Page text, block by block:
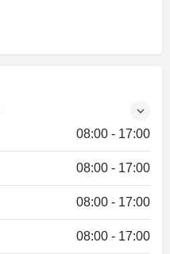
08:00 - 17:00
08:00 - 17:00
08:00 - 17:00
08:00 - 17:00